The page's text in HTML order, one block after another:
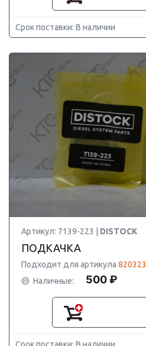
Срок поставки: В наличии
Артикул: 7139-223 | DISTOCK
ПОДКАЧКА
Подходит для артикула 820323
Наличные:
500 ₽